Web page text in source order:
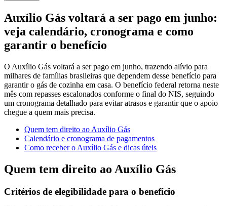
Auxílio Gás voltará a ser pago em junho:
veja calendário, cronograma e como
garantir o benefício
O Auxílio Gás voltará a ser pago em junho, trazendo alívio para
milhares de famílias brasileiras que dependem desse benefício para
garantir o gás de cozinha em casa. O benefício federal retorna neste
mês com repasses escalonados conforme o final do NIS, seguindo
um cronograma detalhado para evitar atrasos e garantir que o apoio
chegue a quem mais precisa.
Quem tem direito ao Auxílio Gás
Calendário e cronograma de pagamentos
Como receber o Auxílio Gás e dicas úteis
Quem tem direito ao Auxílio Gás
Critérios de elegibilidade para o benefício